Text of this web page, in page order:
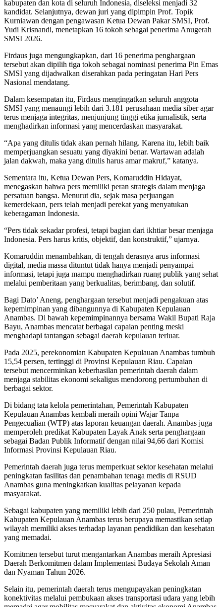
kabupaten dan kota di seluruh Indonesia, diseleksi menjadi 32
kandidat. Selanjutnya, dewan juri yang dipimpin Prof. Topik
Kurniawan dengan pengawasan Ketua Dewan Pakar SMSI, Prof.
Yudi Krisnandi, menetapkan 16 tokoh sebagai penerima Anugerah
SMSI 2026.
Firdaus juga mengungkapkan, dari 16 penerima penghargaan
tersebut akan dipilih tiga tokoh sebagai nominasi penerima Pin Emas
SMSI yang dijadwalkan diserahkan pada peringatan Hari Pers
Nasional mendatang.
Dalam kesempatan itu, Firdaus mengingatkan seluruh anggota
SMSI yang menaungi lebih dari 3.181 perusahaan media siber agar
terus menjaga integritas, menjunjung tinggi etika jurnalistik, serta
menghadirkan informasi yang mencerdaskan masyarakat.
“Apa yang ditulis tidak akan pernah hilang. Karena itu, lebih baik
memperjuangkan sesuatu yang diyakini benar. Wartawan adalah
jalan dakwah, maka yang ditulis harus amar makruf,” katanya.
Sementara itu, Ketua Dewan Pers, Komaruddin Hidayat,
menegaskan bahwa pers memiliki peran strategis dalam menjaga
persatuan bangsa. Menurut dia, sejak masa perjuangan
kemerdekaan, pers telah menjadi perekat yang menyatukan
keberagaman Indonesia.
“Pers tidak sekadar profesi, tetapi bagian dari ikhtiar besar menjaga
Indonesia. Pers harus kritis, objektif, dan konstruktif,” ujarnya.
Komaruddin menambahkan, di tengah derasnya arus informasi
digital, media massa dituntut tidak hanya menjadi penyampai
informasi, tetapi juga mampu menghadirkan ruang publik yang sehat
melalui pemberitaan yang berkualitas, berimbang, dan solutif.
Bagi Dato’ Aneng, penghargaan tersebut menjadi pengakuan atas
kepemimpinan yang dibangunnya di Kabupaten Kepulauan
Anambas. Di bawah kepemimpinannya bersama Wakil Bupati Raja
Bayu, Anambas mencatat berbagai capaian penting meski
menghadapi tantangan sebagai daerah kepulauan terluar.
Pada 2025, perekonomian Kabupaten Kepulauan Anambas tumbuh
15,54 persen, tertinggi di Provinsi Kepulauan Riau. Capaian
tersebut mencerminkan keberhasilan pemerintah daerah dalam
menjaga stabilitas ekonomi sekaligus mendorong pertumbuhan di
berbagai sektor.
Di bidang tata kelola pemerintahan, Pemerintah Kabupaten
Kepulauan Anambas kembali meraih opini Wajar Tanpa
Pengecualian (WTP) atas laporan keuangan daerah. Anambas juga
memperoleh predikat Kabupaten Layak Anak serta penghargaan
sebagai Badan Publik Informatif dengan nilai 94,66 dari Komisi
Informasi Provinsi Kepulauan Riau.
Pemerintah daerah juga terus memperkuat sektor kesehatan melalui
peningkatan fasilitas dan penambahan tenaga medis di RSUD
Anambas guna meningkatkan kualitas pelayanan kepada
masyarakat.
Sebagai kabupaten yang memiliki lebih dari 250 pulau, Pemerintah
Kabupaten Kepulauan Anambas terus berupaya memastikan setiap
wilayah memiliki akses terhadap layanan pendidikan dan kesehatan
yang memadai.
Komitmen tersebut turut mengantarkan Anambas meraih Apresiasi
Daerah Berkomitmen dalam Implementasi Budaya Sekolah Aman
dan Nyaman Tahun 2026.
Selain itu, pemerintah daerah terus mengupayakan peningkatan
konektivitas melalui pembukaan akses transportasi udara yang lebih